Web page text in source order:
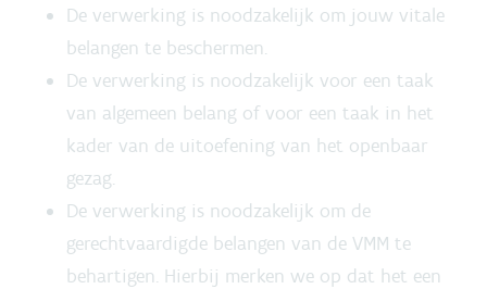
De verwerking is noodzakelijk om jouw vitale
belangen te beschermen.
De verwerking is noodzakelijk voor een taak
van algemeen belang of voor een taak in het
kader van de uitoefening van het openbaar
gezag.
De verwerking is noodzakelijk om de
gerechtvaardigde belangen van de VMM te
behartigen. Hierbij merken we op dat het een